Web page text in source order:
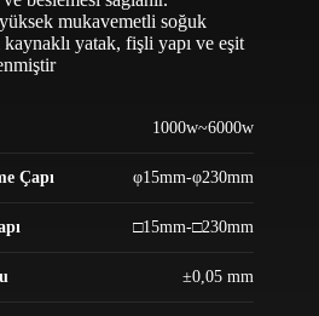
mukavemetli soğuk
yatak, fişli yapı ve eşit
1000w~6000w
Çapı φ15mm-φ230mm
□15mm-□230mm
±0,05 mm